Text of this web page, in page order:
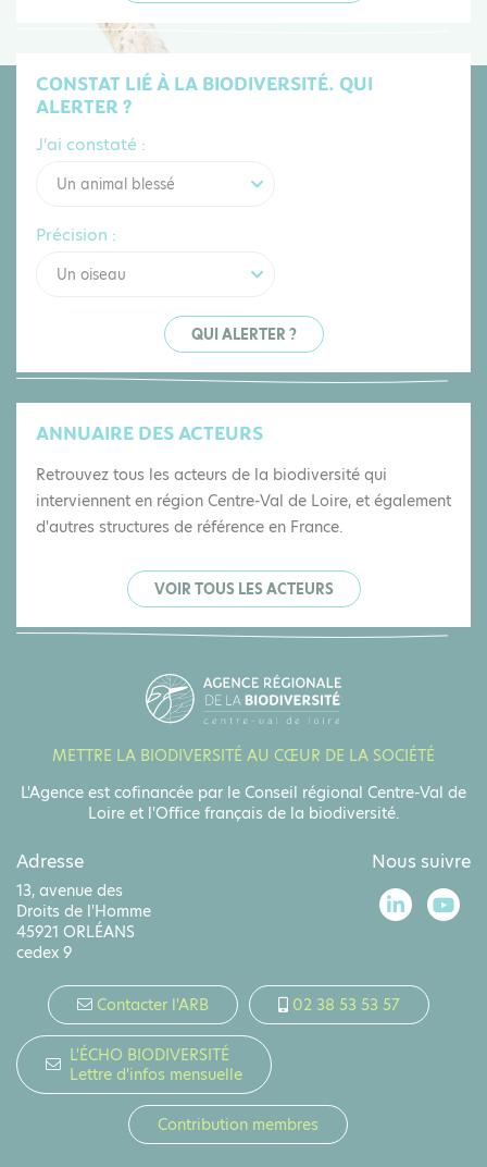
CONSTAT LIÉ À LA BIODIVERSITÉ. QUI
ALERTER ?
J'ai constaté :
Un animal blessé
Précision :
Un oiseau
QUI ALERTER ?
ANNUAIRE DES ACTEURS
Retrouvez tous les acteurs de la biodiversité qui
interviennent en région Centre-Val de Loire, et également
d'autres structures de référence en France.
VOIR TOUS LES ACTEURS
Adresse
13, avenue des
Droits de l'Homme
45921 ORLÉANS
cedex 9
Nous suivre
METTRE LA BIODIVERSITÉ AU CŒUR DE LA SOCIÉTÉ
L'Agence est cofinancée par le Conseil régional Centre-Val de
Loire et l'Office français de la biodiversité.
Contacter l'ARB 02 38 53 53 57
L'ÉCHO BIODIVERSITÉ
Lettre d'infos mensuelle
Contribution membres